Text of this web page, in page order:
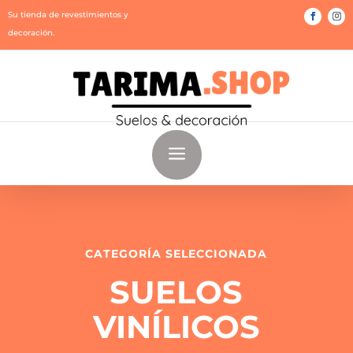
Su tienda de revestimientos y
decoración.
a
CATEGORÍA SELECCIONADA
SUELOS
VINÍLICOS